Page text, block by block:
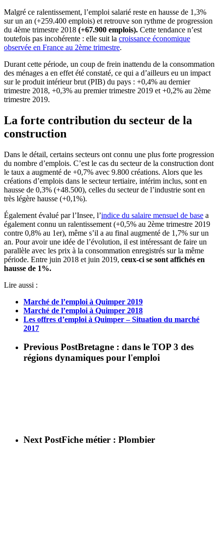
Malgré ce ralentissement, l’emploi salarié reste en hausse de 1,3%
sur un an (+259.400 emplois) et retrouve son rythme de progression
du 4ème trimestre 2018 (+67.900 emplois). Cette tendance n’est
toutefois pas incohérente : elle suit la croissance économique
observée en France au 2ème trimestre.
Durant cette période, un coup de frein inattendu de la consommation
des ménages a en effet été constaté, ce qui a d’ailleurs eu un impact
sur le produit intérieur brut (PIB) du pays : +0,4% au dernier
trimestre 2018, +0,3% au premier trimestre 2019 et +0,2% au 2ème
trimestre 2019.
La forte contribution du secteur de la
construction
Dans le détail, certains secteurs ont connu une plus forte progression
du nombre d’emplois. C’est le cas du secteur de la construction dont
le taux a augmenté de +0,7% avec 9.800 créations. Alors que les
créations d’emplois dans le secteur tertiaire, intérim inclus, sont en
hausse de 0,3% (+48.500), celles du secteur de l’industrie sont en
très légère hausse (+0,1%).
Également évalué par l’Insee, l’indice du salaire mensuel de base a
également connu un ralentissement (+0,5% au 2ème trimestre 2019
contre 0,8% au 1er), même s’il a au final augmenté de 1,7% sur un
an. Pour avoir une idée de l’évolution, il est intéressant de faire un
parallèle avec les prix à la consommation enregistrés sur la même
période. Entre juin 2018 et juin 2019, ceux-ci se sont affichés en
hausse de 1%.
Lire aussi :
Marché de l’emploi à Quimper 2019
Marché de l’emploi à Quimper 2018
Les offres d’emploi à Quimper – Situation du marché
2017
Previous PostBretagne : dans le TOP 3 des
régions dynamiques pour l'emploi
Next PostFiche métier : Plombier